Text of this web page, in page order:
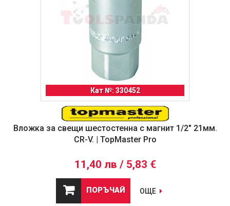
Кат №: 330452
Вложка за свещи шестостенна с магнит 1/2" 21мм.
CR-V. | TopMaster Pro
11,40 лв / 5,83 €
ПОРЪЧАЙ ОЩЕ